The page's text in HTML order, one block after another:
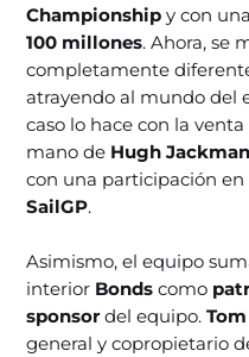
Championship y con
100 millones. Ahora, se
completamente
atrayendo al mundo del
caso lo hace con la
mano de Hugh Jackman
con una participación
SailGP.
Asimismo, el equipo
interior Bonds como
sponsor del equipo.
general y copropietario